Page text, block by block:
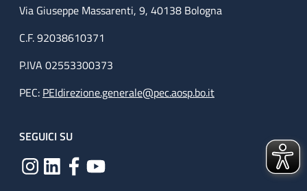
Via Giuseppe Massarenti, 9, 40138 Bologna
C.F. 92038610371
P.IVA 02553300373
PEC: PEIdirezione.generale@pec.aosp.bo.it
SEGUICI SU